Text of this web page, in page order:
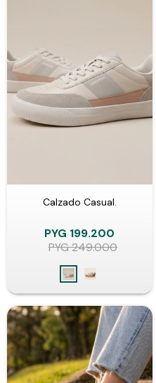
Calzado Casual.
PYG 199.200
PYG249.000